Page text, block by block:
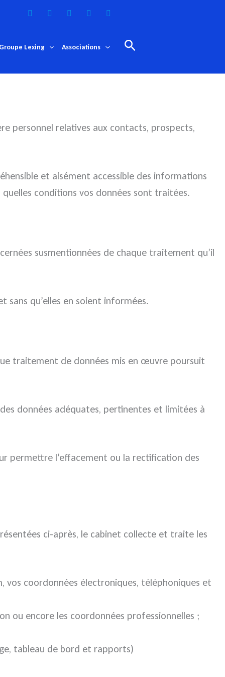
Groupe Lexing Associations Rechercher
personnel relatives aux contacts, prospects,
et aisément accessible des informations
conditions vos données sont traitées.
susmentionnées de chaque traitement qu’il
sans qu’elles en soient informées.
traitement de données mis en œuvre poursuit
données adéquates, pertinentes et limitées à
permettre l’effacement ou la rectification des
ci-après, le cabinet collecte et traite les
vos coordonnées électroniques, téléphoniques et
ou encore les coordonnées professionnelles ;
tableau de bord et rapports)